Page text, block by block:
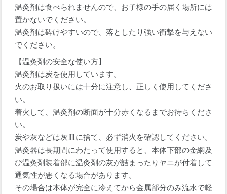
温灸剤は食べられませんので、お子様の手の届く場所には
置かないでください。
温灸剤は砕けやすいので、落としたり強い衝撃を与えない
でください。
【温灸剤の安全な使い方】
温灸剤は炭を使用しています。
火のお取り扱いには十分に注意し、正しく使用してくださ
い。
着火して、温灸剤の断面が十分赤くなるまでお待ちくださ
い。
炭や灰などは灰皿に捨て、必ず消火を確認してください。
温灸器は長期間にわたって使用すると、本体下部の金網及
び温灸剤装着部に温灸剤の灰が詰まったりヤニが付着して
通気性が悪くなる場合があります。
その場合は本体が完全に冷えてから金属部分のみ流水で軽